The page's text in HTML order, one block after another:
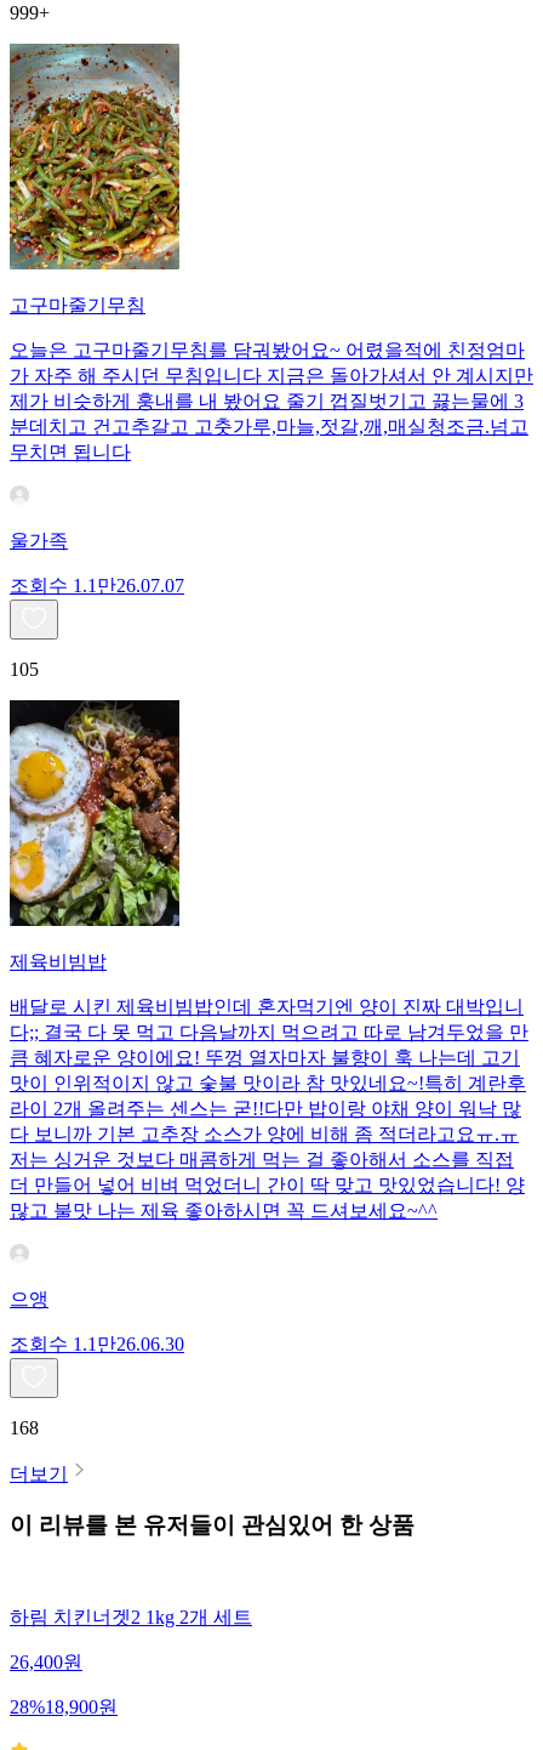
999+
고구마줄기무침
오늘은 고구마줄기무침를 담궈봤어요~ 어렸을적에 친정엄마
가 자주 해 주시던 무침입니다 지금은 돌아가셔서 안 계시지만
제가 비슷하게 훙내를 내 봤어요 줄기 껍질벗기고 끓는물에 3
분데치고 건고추갈고 고춧가루,마늘,젓갈,깨,매실청조금.넘고
무치면 됩니다
울가족
조회수 1.1만26.07.07
105
제육비빔밥
배달로 시킨 제육비빔밥인데 혼자먹기엔 양이 진짜 대박입니
다;; 결국 다 못 먹고 다음날까지 먹으려고 따로 남겨두었을 만
큼 혜자로운 양이에요! 뚜껑 열자마자 불향이 훅 나는데 고기
맛이 인위적이지 않고 숯불 맛이라 참 맛있네요~!특히 계란후
라이 2개 올려주는 센스는 굳!! ​다만 밥이랑 야채 양이 워낙 많
다 보니까 기본 고추장 소스가 양에 비해 좀 적더라고요ㅠ.ㅠ
저는 싱거운 것보다 매콤하게 먹는 걸 좋아해서 소스를 직접
더 만들어 넣어 비벼 먹었더니 간이 딱 맞고 맛있었습니다! 양
많고 불맛 나는 제육 좋아하시면 꼭 드셔보세요~^^
으앵
조회수 1.1만26.06.30
168
더보기
이 리뷰를 본 유저들이 관심있어 한 상품
하림 치킨너겟2 1kg 2개 세트
26,400원
28%18,900원